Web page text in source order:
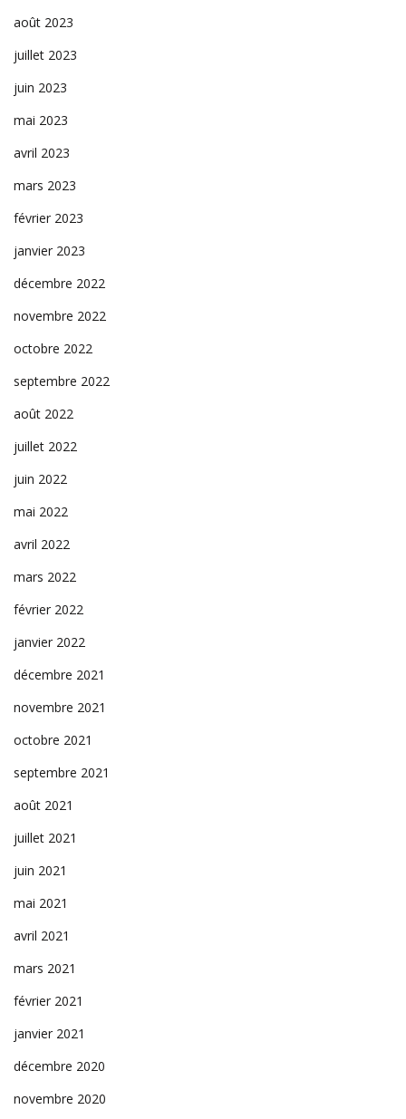
août 2023
juillet 2023
juin 2023
mai 2023
avril 2023
mars 2023
février 2023
janvier 2023
décembre 2022
novembre 2022
octobre 2022
septembre 2022
août 2022
juillet 2022
juin 2022
mai 2022
avril 2022
mars 2022
février 2022
janvier 2022
décembre 2021
novembre 2021
octobre 2021
septembre 2021
août 2021
juillet 2021
juin 2021
mai 2021
avril 2021
mars 2021
février 2021
janvier 2021
décembre 2020
novembre 2020